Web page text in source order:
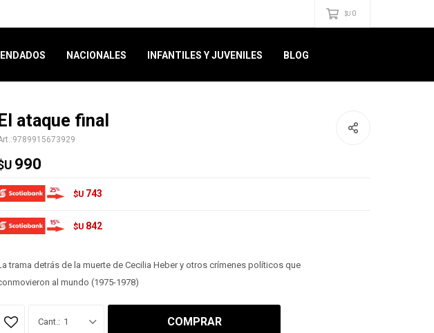
NACIONALES INFANTILES Y JUVENILES BLOG
$U 0
El ataque final
9789915673929
990
$U 743
$U 842
trama detrás de la muerte de Cecilia Heber y otros crímenes políticos que
al mundo (1975-1978)
1 COMPRAR